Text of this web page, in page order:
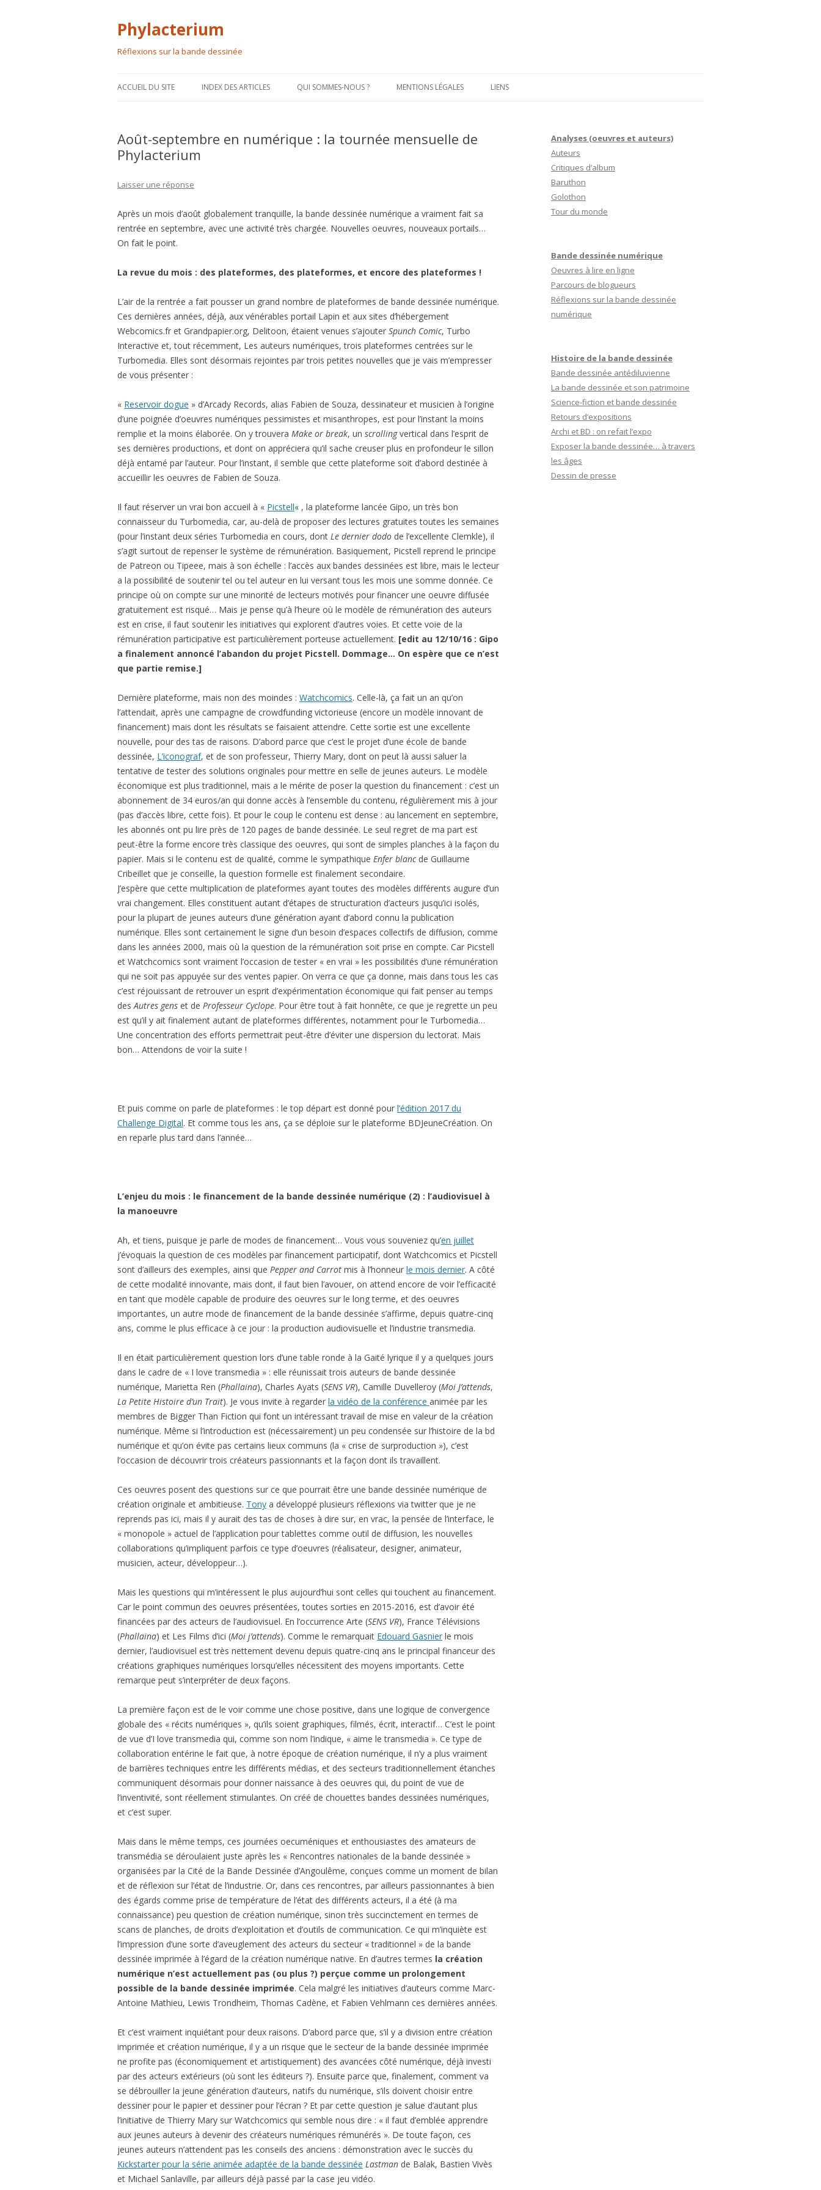
Phylacterium
Réflexions sur la bande dessinée
au
ACCUEIL DU SITE INDEX DES ARTICLES QUI SOMMES-NOUS ? MENTIONS LÉGALES LIENS
Août-septembre en numérique : la tournée mensuelle de
Phylacterium
Laisser une réponse
Après un mois d’août globalement tranquille, la bande dessinée numérique a vraiment fait sa
rentrée en septembre, avec une activité très chargée. Nouvelles oeuvres, nouveaux portails…
On fait le point.
La revue du mois : des plateformes, des plateformes, et encore des plateformes !
L’air de la rentrée a fait pousser un grand nombre de plateformes de bande dessinée numérique.
Ces dernières années, déjà, aux vénérables portail Lapin et aux sites d’hébergement
Webcomics.fr et Grandpapier.org, Delitoon, étaient venues s’ajouter Spunch Comic, Turbo
Interactive et, tout récemment, Les auteurs numériques, trois plateformes centrées sur le
Turbomedia. Elles sont désormais rejointes par trois petites nouvelles que je vais m’empresser
de vous présenter :
« Reservoir dogue » d’Arcady Records, alias Fabien de Souza, dessinateur et musicien à l’origine
d’une poignée d’oeuvres numériques pessimistes et misanthropes, est pour l’instant la moins
remplie et la moins élaborée. On y trouvera Make or break, un scrollingvertical dans l’esprit de
ses dernières productions, et dont on appréciera qu’il sache creuser plus en profondeur le sillon
déjà entamé par l’auteur. Pour l’instant, il semble que cette plateforme soit d’abord destinée à
accueillir les oeuvres de Fabien de Souza.
Il faut réserver un vrai bon accueil à « Picstell« , la plateforme lancée Gipo, un très bon
connaisseur du Turbomedia, car, au-delà de proposer des lectures gratuites toutes les semaines
(pour l’instant deux séries Turbomedia en cours, dont Le dernier dodo de l’excellente Clemkle), il
s’agit surtout de repenser le système de rémunération. Basiquement, Picstell reprend le principe
de Patreon ou Tipeee, mais à son échelle : l’accès aux bandes dessinées est libre, mais le lecteur
a la possibilité de soutenir tel ou tel auteur en lui versant tous les mois une somme donnée. Ce
principe où on compte sur une minorité de lecteurs motivés pour financer une oeuvre diffusée
gratuitement est risqué… Mais je pense qu’à l’heure où le modèle de rémunération des auteurs
est en crise, il faut soutenir les initiatives qui explorent d’autres voies. Et cette voie de la
rémunération participative est particulièrement porteuse actuellement. [edit au 12/10/16 : Gipo
a finalement annoncé l’abandon du projet Picstell. Dommage… On espère que ce n’est
que partie remise.]
Dernière plateforme, mais non des moindes : Watchcomics. Celle-là, ça fait un an qu’on
l’attendait, après une campagne de crowdfunding victorieuse (encore un modèle innovant de
financement) mais dont les résultats se faisaient attendre. Cette sortie est une excellente
nouvelle, pour des tas de raisons. D’abord parce que c’est le projet d’une école de bande
dessinée, L’iconograf, et de son professeur, Thierry Mary, dont on peut là aussi saluer la
tentative de tester des solutions originales pour mettre en selle de jeunes auteurs. Le modèle
économique est plus traditionnel, mais a le mérite de poser la question du financement : c’est un
abonnement de 34 euros/an qui donne accès à l’ensemble du contenu, régulièrement mis à jour
(pas d’accès libre, cette fois). Et pour le coup le contenu est dense : au lancement en septembre,
les abonnés ont pu lire près de 120 pages de bande dessinée. Le seul regret de ma part est
peut-être la forme encore très classique des oeuvres, qui sont de simples planches à la façon du
papier. Mais si le contenu est de qualité, comme le sympathique Enfer blanc de Guillaume
Cribeillet que je conseille, la question formelle est finalement secondaire.
J’espère que cette multiplication de plateformes ayant toutes des modèles différents augure d’un
vrai changement. Elles constituent autant d’étapes de structuration d’acteurs jusqu’ici isolés,
pour la plupart de jeunes auteurs d’une génération ayant d’abord connu la publication
numérique. Elles sont certainement le signe d’un besoin d’espaces collectifs de diffusion, comme
dans les années 2000, mais où la question de la rémunération soit prise en compte. Car Picstell
et Watchcomics sont vraiment l’occasion de tester « en vrai » les possibilités d’une rémunération
qui ne soit pas appuyée sur des ventes papier. On verra ce que ça donne, mais dans tous les cas
c’est réjouissant de retrouver un esprit d’expérimentation économique qui fait penser au temps
desAutres gens et de Professeur Cyclope. Pour être tout à fait honnête, ce que je regrette un peu
est qu’il y ait finalement autant de plateformes différentes, notamment pour le Turbomedia…
Une concentration des efforts permettrait peut-être d’éviter une dispersion du lectorat. Mais
bon… Attendons de voir la suite !
Et puis comme on parle de plateformes : le top départ est donné pour l’édition 2017 du
Challenge Digital. Et comme tous les ans, ça se déploie sur le plateforme BDJeuneCréation. On
en reparle plus tard dans l’année…
L’enjeu du mois : le financement de la bande dessinée numérique (2) : l’audiovisuel à
la manoeuvre
Ah, et tiens, puisque je parle de modes de financement… Vous vous souveniez qu’en juillet
j’évoquais la question de ces modèles par financement participatif, dont Watchcomics et Picstell
sont d’ailleurs des exemples, ainsi que Pepper and Carrot mis à l’honneur le mois dernier. A côté
de cette modalité innovante, mais dont, il faut bien l’avouer, on attend encore de voir l’efficacité
en tant que modèle capable de produire des oeuvres sur le long terme, et des oeuvres
importantes, un autre mode de financement de la bande dessinée s’affirme, depuis quatre-cinq
ans, comme le plus efficace à ce jour : la production audiovisuelle et l’industrie transmedia.
Il en était particulièrement question lors d’une table ronde à la Gaité lyrique il y a quelques jours
dans le cadre de « I love transmedia » : elle réunissait trois auteurs de bande dessinée
numérique, Marietta Ren (Phallaina), Charles Ayats (SENS VR), Camille Duvelleroy (Moi J’attends,
La Petite Histoire d’un Trait). Je vous invite à regarder la vidéo de la conférence animée par les
membres de Bigger Than Fiction qui font un intéressant travail de mise en valeur de la création
numérique. Même si l’introduction est (nécessairement) un peu condensée sur l’histoire de la bd
numérique et qu’on évite pas certains lieux communs (la « crise de surproduction »), c’est
l’occasion de découvrir trois créateurs passionnants et la façon dont ils travaillent.
Ces oeuvres posent des questions sur ce que pourrait être une bande dessinée numérique de
création originale et ambitieuse. Tony a développé plusieurs réflexions via twitter que je ne
reprends pas ici, mais il y aurait des tas de choses à dire sur, en vrac, la pensée de l’interface, le
« monopole » actuel de l’application pour tablettes comme outil de diffusion, les nouvelles
collaborations qu’impliquent parfois ce type d’oeuvres (réalisateur, designer, animateur,
musicien, acteur, développeur…).
Mais les questions qui m’intéressent le plus aujourd’hui sont celles qui touchent au financement.
Car le point commun des oeuvres présentées, toutes sorties en 2015-2016, est d’avoir été
financées par des acteurs de l’audiovisuel. En l’occurrence Arte (SENS VR), France Télévisions
(Phallaina) et Les Films d’ici (Moi j’attends). Comme le remarquait Edouard Gasnier le mois
dernier, l’audiovisuel est très nettement devenu depuis quatre-cinq ans le principal financeur des
créations graphiques numériques lorsqu’elles nécessitent des moyens importants. Cette
remarque peut s’interpréter de deux façons.
La première façon est de le voir comme une chose positive, dans une logique de convergence
globale des « récits numériques », qu’ils soient graphiques, filmés, écrit, interactif… C’est le point
de vue d’I love transmedia qui, comme son nom l’indique, « aime le transmedia ». Ce type de
collaboration entérine le fait que, à notre époque de création numérique, il n’y a plus vraiment
de barrières techniques entre les différents médias, et des secteurs traditionnellement étanches
communiquent désormais pour donner naissance à des oeuvres qui, du point de vue de
l’inventivité, sont réellement stimulantes. On créé de chouettes bandes dessinées numériques,
et c’est super.
Mais dans le même temps, ces journées oecuméniques et enthousiastes des amateurs de
transmédia se déroulaient juste après les « Rencontres nationales de la bande dessinée »
organisées par la Cité de la Bande Dessinée d’Angoulême, conçues comme un moment de bilan
et de réflexion sur l’état de l’industrie. Or, dans ces rencontres, par ailleurs passionnantes à bien
des égards comme prise de température de l’état des différents acteurs, il a été (à ma
connaissance) peu question de création numérique, sinon très succinctement en termes de
scans de planches, de droits d’exploitation et d’outils de communication. Ce qui m’inquiète est
l’impression d’une sorte d’aveuglement des acteurs du secteur « traditionnel » de la bande
dessinée imprimée à l’égard de la création numérique native. En d’autres termes la création
numérique n’est actuellement pas (ou plus ?) perçue comme un prolongement
possible de la bande dessinée imprimée. Cela malgré les initiatives d’auteurs comme Marc-
Antoine Mathieu, Lewis Trondheim, Thomas Cadène, et Fabien Vehlmann ces dernières années.
Et c’est vraiment inquiétant pour deux raisons. D’abord parce que, s’il y a division entre création
imprimée et création numérique, il y a un risque que le secteur de la bande dessinée imprimée
ne profite pas (économiquement et artistiquement) des avancées côté numérique, déjà investi
par des acteurs extérieurs (où sont les éditeurs ?). Ensuite parce que, finalement, comment va
se débrouiller la jeune génération d’auteurs, natifs du numérique, s’ils doivent choisir entre
dessiner pour le papier et dessiner pour l’écran ? Et par cette question je salue d’autant plus
l’initiative de Thierry Mary sur Watchcomics qui semble nous dire : « il faut d’emblée apprendre
aux jeunes auteurs à devenir des créateurs numériques rémunérés ». De toute façon, ces
jeunes auteurs n’attendent pas les conseils des anciens : démonstration avec le succès du
Kickstarter pour la série animée adaptée de la bande dessinée Lastman de Balak, Bastien Vivès
et Michael Sanlaville, par ailleurs déjà passé par la case jeu vidéo.
Analyses (oeuvres et auteurs)
Auteurs
Critiques d’album
Baruthon
Golothon
Tour du monde
Bande dessinée numérique
Oeuvres à lire en ligne
Parcours de blogueurs
Réflexions sur la bande dessinée
numérique
Histoire de la bande dessinée
Bande dessinée antédiluvienne
La bande dessinée et son patrimoine
Science-fiction et bande dessinée
Retours d’expositions
Archi et BD : on refait l’expo
Exposer la bande dessinée… à travers
les âges
Dessin de presse